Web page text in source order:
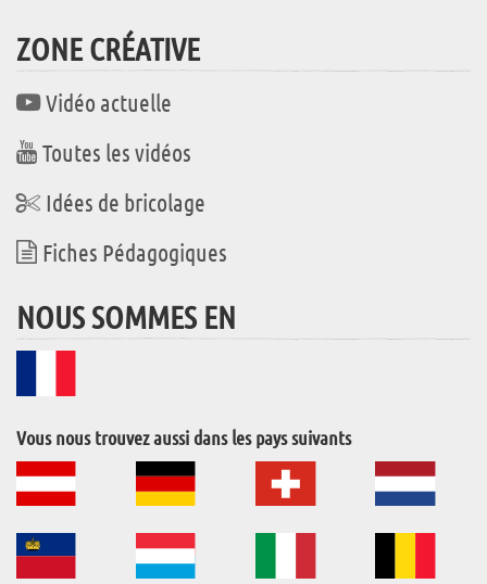
ZONE CRÉATIVE
Vidéo actuelle
Toutes les vidéos
Idées de bricolage
Fiches Pédagogiques
NOUS SOMMES EN
Vous nous trouvez aussi dans les pays suivants